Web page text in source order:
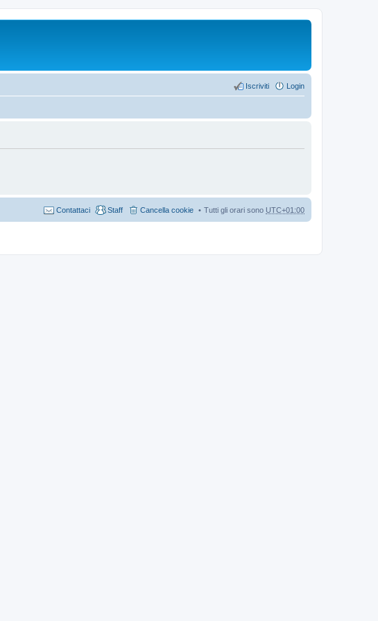
Login
Iscriviti
Tutti gli orari sono UTC+01:00
Cancella cookie
Staff
Contattaci